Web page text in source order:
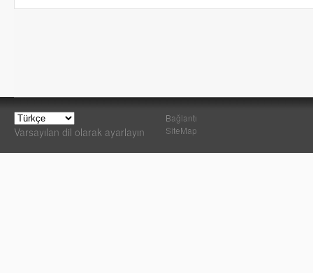
Varsayılan dil olarak ayarlayın
Bağlantı
SiteMap